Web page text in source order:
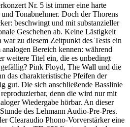
Nr. 5 ist immer eine harte
Tonabnehmer. Doch der Thorens
beschwingt und mit substanzieller
Geschehen ab. Keine Lästigkeit
zu diesem Zeitpunkt des Tests ein
Bereich kennen: während
weitere Titel ein, die es unbedingt
Pink Floyd, The Wall und die
das charakteristische Pfeifen der
gut. Die sich anschließende Basslinie
denn die wird nur mit
Wiedergabe hörbar. An dieser
des Lehmann Audio-Pre-Pres.
Clearaudio Phono-Vorverstärker eine